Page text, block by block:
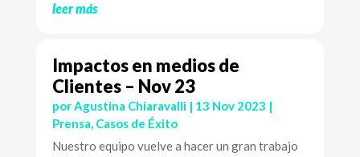
leer más
Impactos en medios de
Clientes – Nov 23
porAgustina Chiaravalli| 13 Nov 2023 |
Prensa, Casos de Éxito
Nuestro equipo vuelve a hacer un gran trabajo